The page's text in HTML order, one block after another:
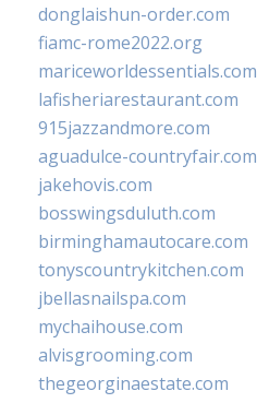
donglaishun-order.com
fiamc-rome2022.org
mariceworldessentials.com
lafisheriarestaurant.com
915jazzandmore.com
aguadulce-countryfair.com
jakehovis.com
bosswingsduluth.com
birminghamautocare.com
tonyscountrykitchen.com
jbellasnailspa.com
mychaihouse.com
alvisgrooming.com
thegeorginaestate.com